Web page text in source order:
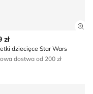
produktu
zł
dziecięce Star Wars
dostwa od 200 zł